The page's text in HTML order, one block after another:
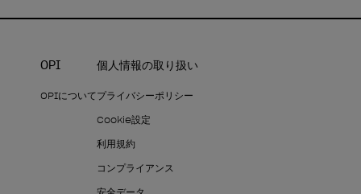
OPI
OPIについて
個人情報の取り扱い
プライバシーポリシー
Cookie設定
利用規約
コンプライアンス